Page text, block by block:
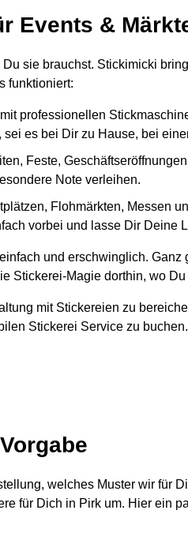
Events &
sie brauchst. Stickimicki
funktioniert:
professionellen
es bei Dir zu Hause, bei
Feste,
Note verleihen.
Flohmärkten, Messen
vorbei und lasse Dir Deine
und erschwinglich.
Stickerei-Magie dorthin, wo Du
mit Stickereien zu
Stickerei Service zu
welches Muster wir für
für Dich in Pirk um. Hier ein